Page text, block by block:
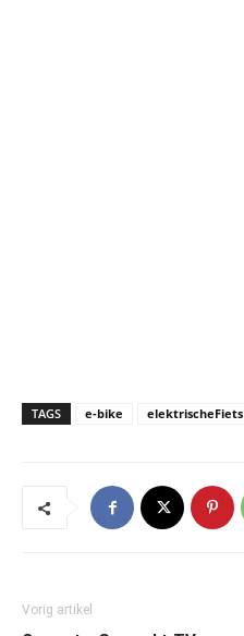
TAGS e-bike elektrischeFiets
Vorig artikel